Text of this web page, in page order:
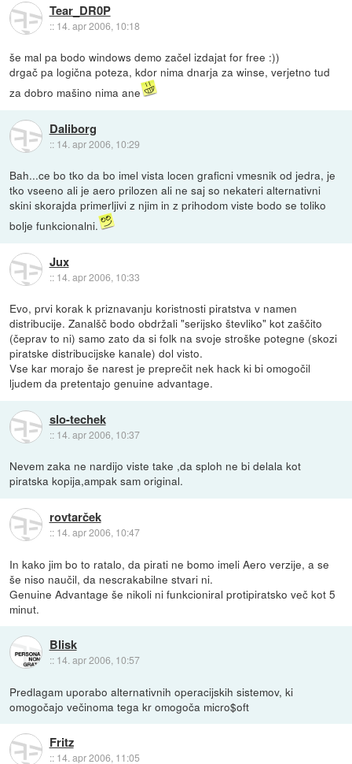
Tear_DR0P
:: 14. apr 2006, 10:18
še mal pa bodo windows demo začel izdajat for free :))
drgač pa logična poteza, kdor nima dnarja za winse, verjetno tud
za dobro mašino nima ane
Daliborg
:: 14. apr 2006, 10:29
Bah...ce bo tko da bo imel vista locen graficni vmesnik od jedra, je
tko vseeno ali je aero prilozen ali ne saj so nekateri alternativni
skini skorajda primerljivi z njim in z prihodom viste bodo se toliko
bolje funkcionalni.
Jux
:: 14. apr 2006, 10:33
Evo, prvi korak k priznavanju koristnosti piratstva v namen
distribucije. Zanalšč bodo obdržali "serijsko števliko" kot zaščito
(čeprav to ni) samo zato da si folk na svoje stroške potegne (skozi
piratske distribucijske kanale) dol visto.
Vse kar morajo še narest je preprečit nek hack ki bi omogočil
ljudem da pretentajo genuine advantage.
slo-techek
:: 14. apr 2006, 10:37
Nevem zaka ne nardijo viste take ,da sploh ne bi delala kot
piratska kopija,ampak sam original.
rovtarček
:: 14. apr 2006, 10:47
In kako jim bo to ratalo, da pirati ne bomo imeli Aero verzije, a se
še niso naučil, da nescrakabilne stvari ni.
Genuine Advantage še nikoli ni funkcioniral protipiratsko več kot 5
minut.
Blisk
:: 14. apr 2006, 10:57
Predlagam uporabo alternativnih operacijskih sistemov, ki
omogočajo večinoma tega kr omogoča micro$oft
Fritz
:: 14. apr 2006, 11:05